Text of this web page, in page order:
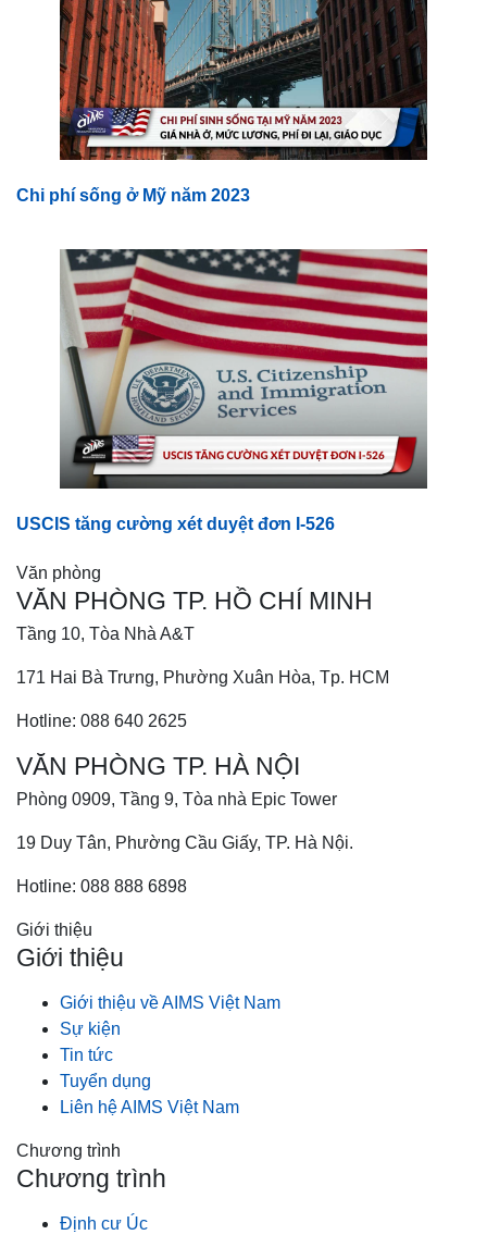
Chi phí sống ở Mỹ năm 2023
USCIS tăng cường xét duyệt đơn I-526
Văn phòng
VĂN PHÒNG TP. HỒ CHÍ MINH
Tầng 10, Tòa Nhà A&T
171 Hai Bà Trưng, Phường Xuân Hòa, Tp. HCM
Hotline: 088 640 2625
VĂN PHÒNG TP. HÀ NỘI
Phòng 0909, Tầng 9, Tòa nhà Epic Tower
19 Duy Tân, Phường Cầu Giấy, TP. Hà Nội.
Hotline: 088 888 6898
Giới thiệu
Giới thiệu
Giới thiệu về AIMS Việt Nam
Sự kiện
Tin tức
Tuyển dụng
Liên hệ AIMS Việt Nam
Chương trình
Chương trình
Định cư Úc